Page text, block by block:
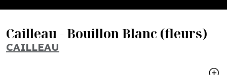
Cailleau - Bouillon Blanc (fleurs)
CAILLEAU